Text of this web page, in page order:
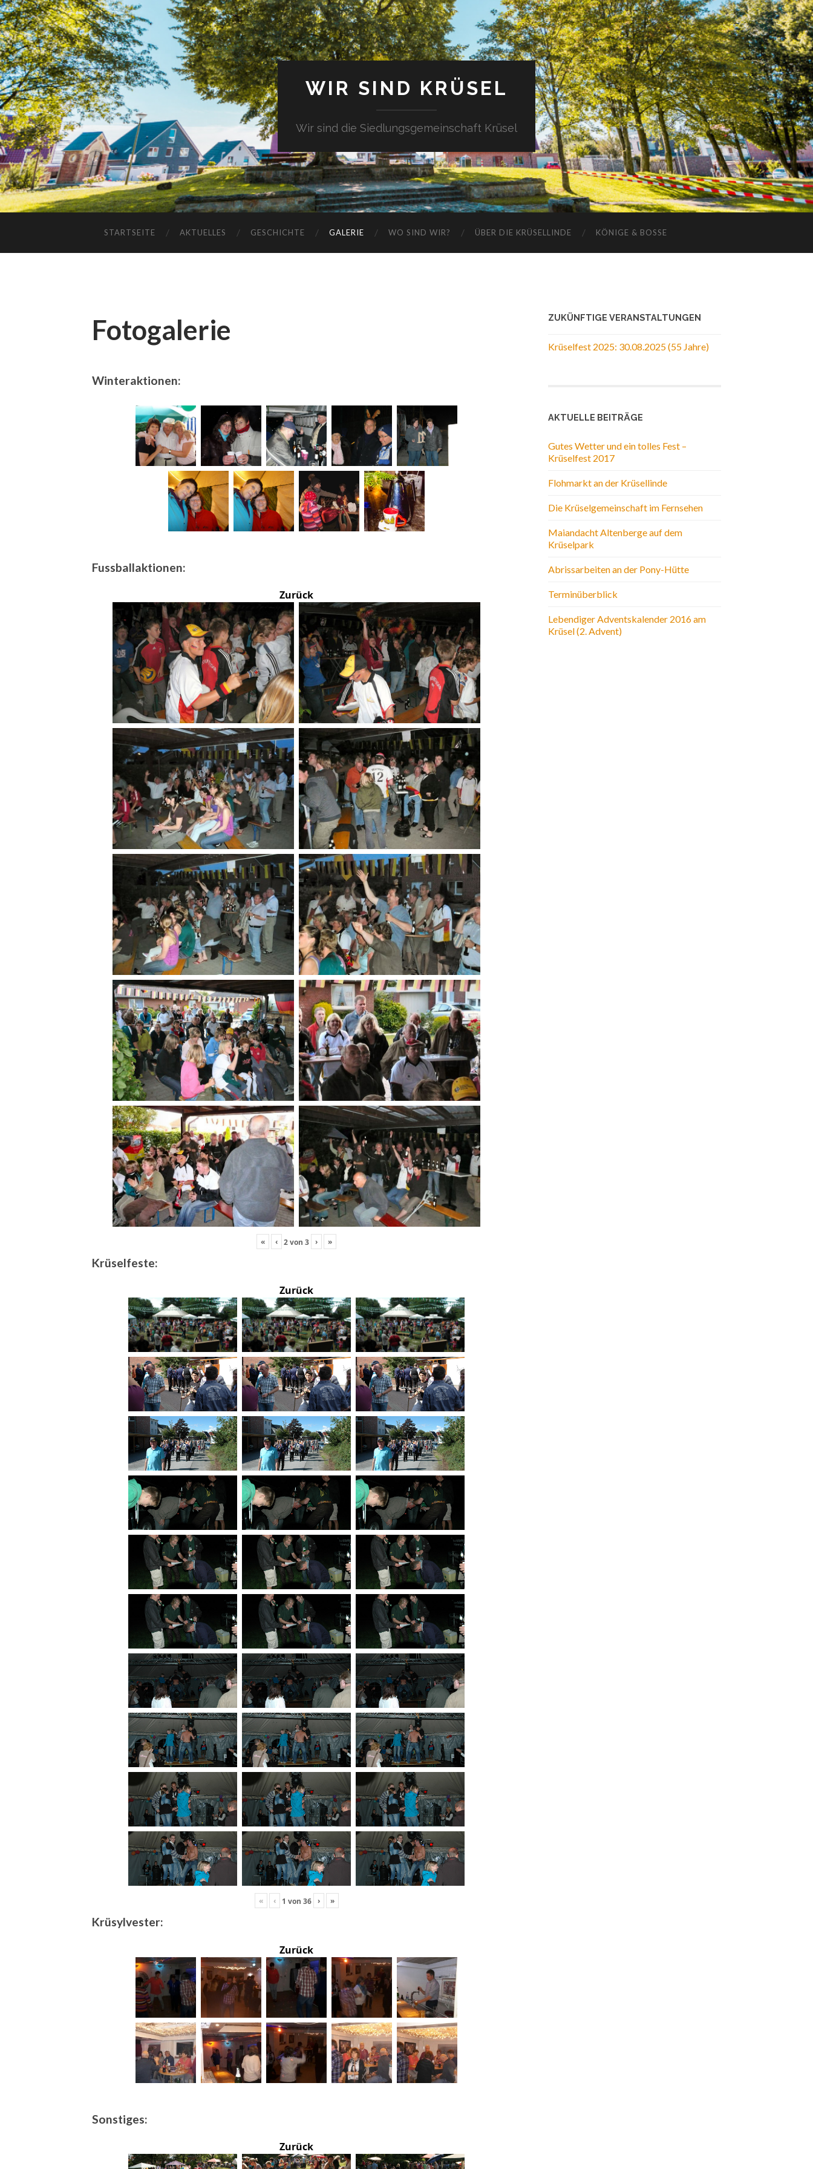
WIR SIND KRÜSEL
Wir sind die Siedlungsgemeinschaft Krüsel
STARTSEITE AKTUELLES GESCHICHTE GALERIE WO SIND WIR? ÜBER DIE KRÜSELLINDE KÖNIGE & BOSSE
Fotogalerie
Winteraktionen:
Fussballaktionen:
Zurück
« ‹ 2von 3 › »
Krüselfeste:
Zurück
« ‹ 1 von 36 › »
Krüsylvester:
Zurück
Sonstiges:
Zurück
ZUKÜNFTIGE VERANSTALTUNGEN
Krüselfest 2025: 30.08.2025 (55 Jahre)
AKTUELLE BEITRÄGE
Gutes Wetter und ein tolles Fest –
Krüselfest 2017
Flohmarkt an der Krüsellinde
Die Krüselgemeinschaft im Fernsehen
Maiandacht Altenberge auf dem
Krüselpark
Abrissarbeiten an der Pony-Hütte
Terminüberblick
Lebendiger Adventskalender 2016 am
Krüsel (2. Advent)